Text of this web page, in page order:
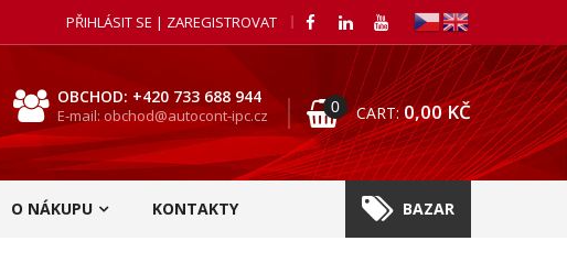
PŘIHLÁSIT SE | ZAREGISTROVAT
OBCHOD: +420 733 688 944
E-mail: obchod@autocont-ipc.cz 0 CART: 0,00KČ
O NÁKUPU KONTAKTY BAZAR